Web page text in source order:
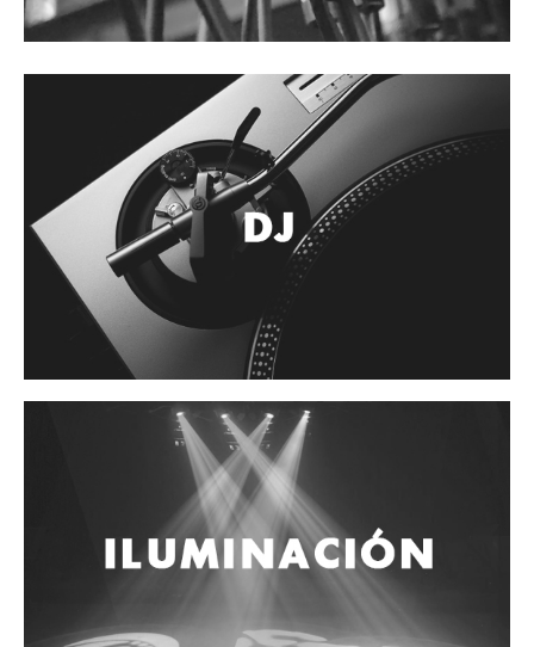
Accesorios
Guitarra Metal
Guitarra Nylon
Guitarra Electrica
Bajo
Violin
Otros instrumentos de arco
Otros instrumentos de Cuerdas